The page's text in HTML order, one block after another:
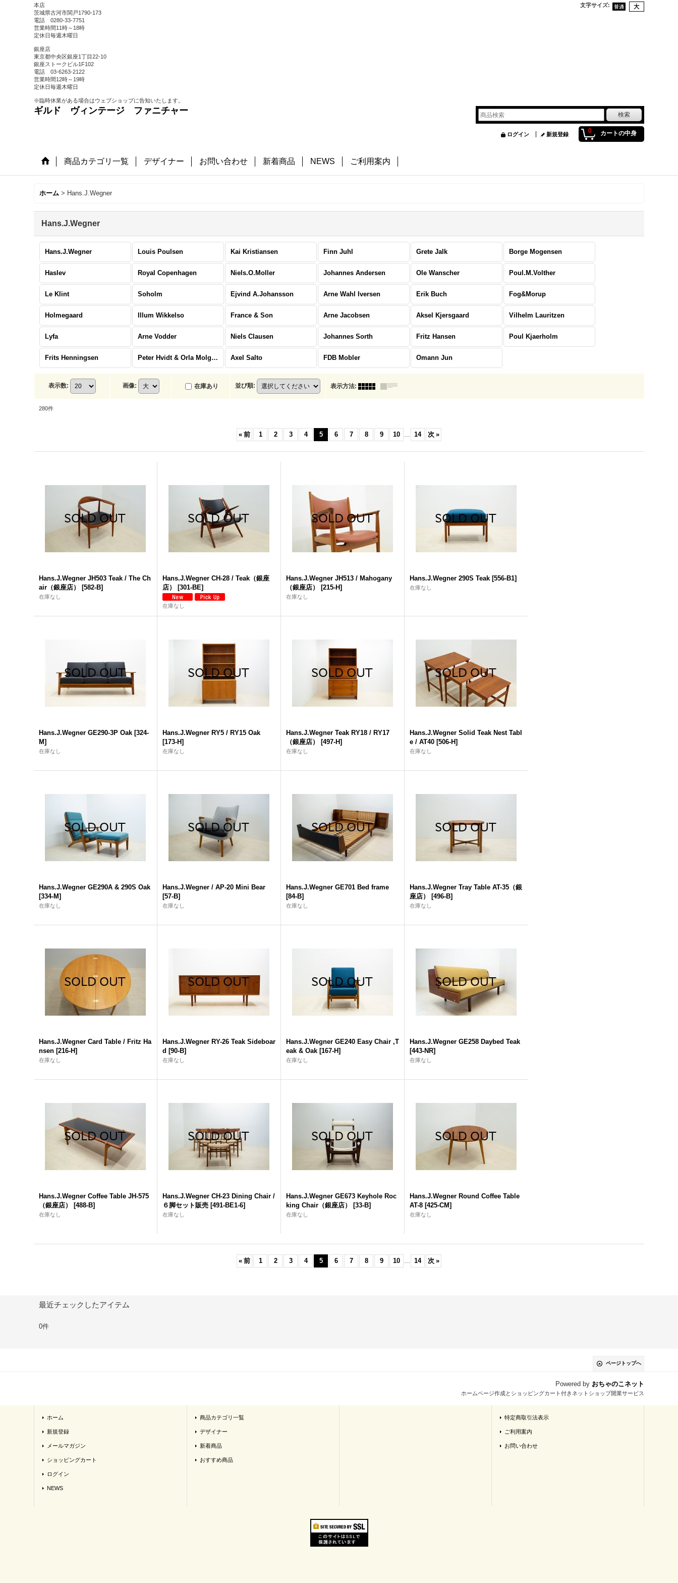
本店
茨城県古河市関戸1790-173
電話 0280-33-7751
営業時間11時～18時
定休日毎週木曜日
銀座店
東京都中央区銀座1丁目22-10
銀座ストークビル1F102
電話 03-6263-2122
営業時間12時～19時
定休日毎週木曜日
※臨時休業がある場合はウェブショップに告知いたします。
文字サイズ:
ギルド ヴィンテージ ファニチャー
0 カートの中身
ログイン 新規登録
商品カテゴリ一覧 デザイナー お問い合わせ 新着商品 NEWS ご利用案内
ホーム > Hans.J.Wegner
Hans.J.Wegner
Hans.J.Wegner Louis Poulsen Kai Kristiansen Finn Juhl Grete Jalk Borge Mogensen
Haslev Royal Copenhagen Niels.O.Moller Johannes Andersen Ole Wanscher Poul.M.Volther
Le Klint Soholm Ejvind A.Johansson Arne Wahl Iversen Erik Buch Fog&Morup
Holmegaard Illum Wikkelso France & Son Arne Jacobsen Aksel Kjersgaard Vilhelm Lauritzen
Lyfa Arne Vodder Niels Clausen Johannes Sorth Fritz Hansen Poul Kjaerholm
Frits Henningsen Peter Hvidt & Orla Molgaard Nielsen Axel Salto FDB Mobler Omann Jun
表示数: 画像: 在庫あり 並び順: 表示方法:
280件
« 前 1 2 3 4 5 6 7 8 9 10 ... 14 次 »
Hans.J.Wegner JH503 Teak / The Ch
air（銀座店）
[582-B]
在庫なし
Hans.J.Wegner CH-28 / Teak（銀座
店）
[301-BE]
在庫なし
Hans.J.Wegner JH513 / Mahogany
（銀座店）
[215-H]
在庫なし
Hans.J.Wegner 290S Teak [556-B1]
在庫なし
Hans.J.Wegner GE290-3P Oak [324-
M]
在庫なし
Hans.J.Wegner RY5 / RY15 Oak
[173-H]
在庫なし
Hans.J.Wegner Teak RY18 / RY17
（銀座店）
[497-H]
在庫なし
Hans.J.Wegner Solid Teak Nest Tabl
e / AT40 [506-H]
在庫なし
Hans.J.Wegner GE290A & 290S Oak
[334-M]
在庫なし
Hans.J.Wegner / AP-20 Mini Bear
[57-B]
在庫なし
Hans.J.Wegner GE701 Bed frame
[84-B]
在庫なし
Hans.J.Wegner Tray Table AT-35（銀
座店）
[496-B]
在庫なし
Hans.J.Wegner Card Table / Fritz Ha
nsen [216-H]
在庫なし
Hans.J.Wegner RY-26 Teak Sideboar
d [90-B]
在庫なし
Hans.J.Wegner GE240 Easy Chair ,T
eak & Oak [167-H]
在庫なし
Hans.J.Wegner GE258 Daybed Teak
[443-NR]
在庫なし
Hans.J.Wegner Coffee Table JH-575
（銀座店）
[488-B]
在庫なし
Hans.J.Wegner CH-23 Dining Chair /
６脚セット販売 [491-BE1-6]
在庫なし
Hans.J.Wegner GE673 Keyhole Roc
king Chair（銀座店）
[33-B]
在庫なし
Hans.J.Wegner Round Coffee Table
AT-8 [425-CM]
在庫なし
« 前 1 2 3 4 5 6 7 8 9 10 ... 14 次 »
最近チェックしたアイテム
0件
ページトップへ
Powered by おちゃのこネット
ホームページ作成とショッピングカート付きネットショップ開業サービス
ホーム
新規登録
メールマガジン
ショッピングカート
ログイン
NEWS
商品カテゴリ一覧
デザイナー
新着商品
おすすめ商品
特定商取引法表示
ご利用案内
お問い合わせ